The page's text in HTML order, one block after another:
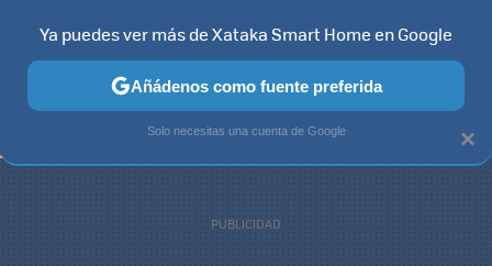
TELEVISORES CONTENIDOS SMART TV SELECCIÓN
×
Ya puedes ver más de Xataka Smart Home en Google
Añádenos como fuente preferida
Solo necesitas una cuenta de Google